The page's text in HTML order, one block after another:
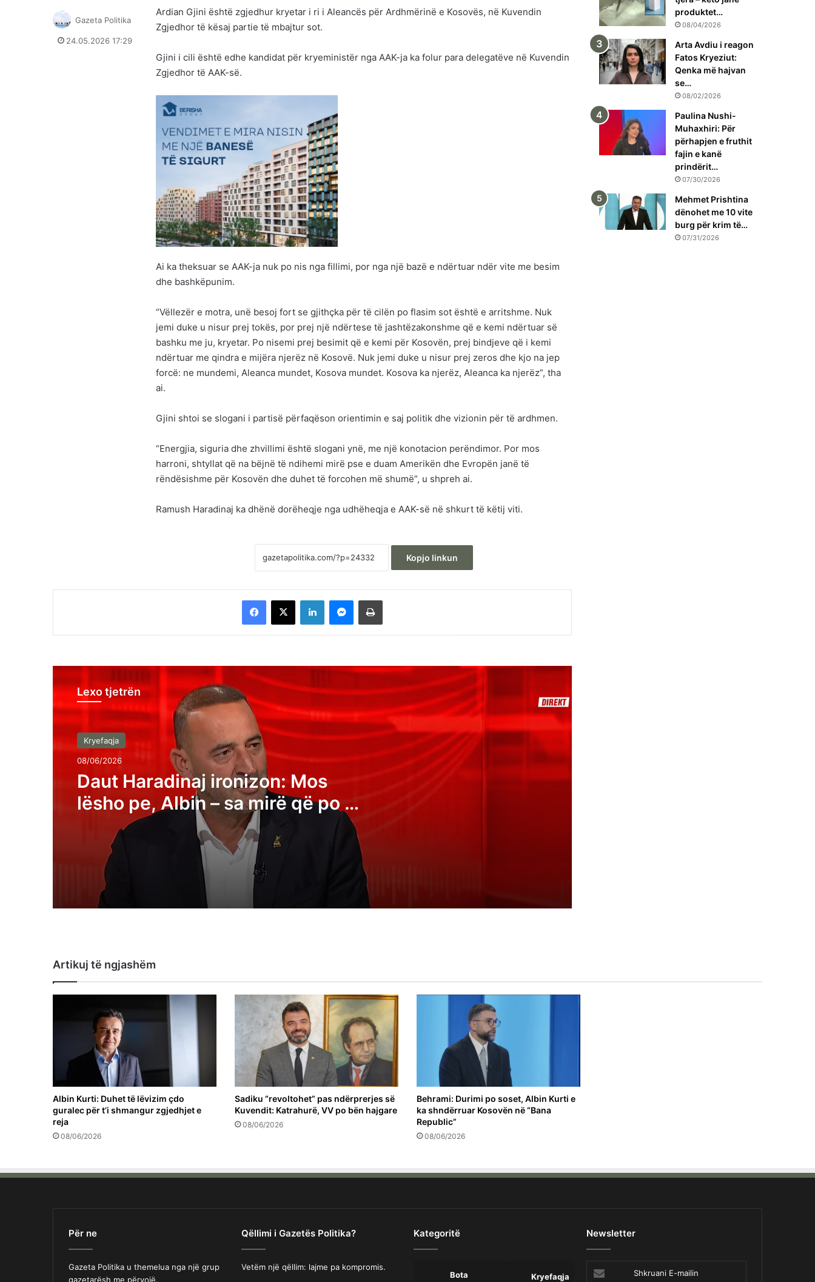
Ardian Gjini është zgjedhur kryetar i ri i Aleancës për Ardhmërinë e Kosovës, në Kuvendin
Zgjedhor të kësaj partie të mbajtur sot.
Gjini i cili është edhe kandidat për kryeministër nga AAK-ja ka folur para delegatëve në Kuvendin
Zgjedhor të AAK-së.
Ai ka theksuar se AAK-ja nuk po nis nga fillimi, por nga një bazë e ndërtuar ndër vite me besim
dhe bashkëpunim.
“Vëllezër e motra, unë besoj fort se gjithçka për të cilën po flasim sot është e arritshme. Nuk
jemi duke u nisur prej tokës, por prej një ndërtese të jashtëzakonshme që e kemi ndërtuar së
bashku me ju, kryetar. Po nisemi prej besimit që e kemi për Kosovën, prej bindjeve që i kemi
ndërtuar me qindra e mijëra njerëz në Kosovë. Nuk jemi duke u nisur prej zeros dhe kjo na jep
forcë: ne mundemi, Aleanca mundet, Kosova mundet. Kosova ka njerëz, Aleanca ka njerëz”, tha
ai.
Gjini shtoi se slogani i partisë përfaqëson orientimin e saj politik dhe vizionin për të ardhmen.
“Energjia, siguria dhe zhvillimi është slogani ynë, me një konotacion perëndimor. Por mos
harroni, shtyllat që na bëjnë të ndihemi mirë pse e duam Amerikën dhe Evropën janë të
rëndësishme për Kosovën dhe duhet të forcohen më shumë”, u shpreh ai.
Ramush Haradinaj ka dhënë dorëheqje nga udhëheqja e AAK-së në shkurt të këtij viti.
Kopjo linkun
Gazeta Politika
24.05.2026 17:29
Facebook
X LinkedInMessengerPrintoje
Lexo tjetrën
Kryefaqja
08/06/2026
Daut Haradinaj ironizon: Mos
lësho pe, Albin – sa mirë që po e
sheh kombi në çfarë derexhe ke
ardhur
Daut Haradinaj ironizon: Mos lësho pe,
Albin – sa mirë që po e sheh kombi në çfarë
derexhe ke ardhur
Aktakuzë ndaj 20 personave për krime lufte
në Gjakovë, i përfshirë edhe Milan Radoiçiqi
Rrustem Mustafa: PDK-ja është e gatshme
produktet…
08/04/2026
Arta Avdiu i reagon
Fatos Kryeziut:
Qenka më hajvan
se…
08/02/2026
Paulina Nushi-
Muhaxhiri: Për
përhapjen e fruthit
fajin e kanë
prindërit…
07/30/2026
Mehmet Prishtina
dënohet me 10 vite
burg për krim të…
07/31/2026
Artikuj të ngjashëm
Albin Kurti: Duhet të lëvizim çdo
guralec për t’i shmangur zgjedhjet e
reja
08/06/2026
Sadiku “revoltohet” pas ndërprerjes së
Kuvendit: Katrahurë, VV po bën hajgare
08/06/2026
Behrami: Durimi po soset, Albin Kurti e
ka shndërruar Kosovën në “Bana
Republic”
08/06/2026
Për ne
Gazeta Politika u themelua nga një grup
gazetarësh me përvojë.
Qëllimi i Gazetës Politika?
Vetëm një qëllim: lajme pa kompromis.
Kategoritë
Bota Kryefaqja Lajme
Newsletter
E-